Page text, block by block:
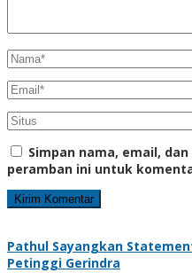
Simpan nama, email,
peramban ini untuk
Pathul Sayangkan
Petinggi Gerindra